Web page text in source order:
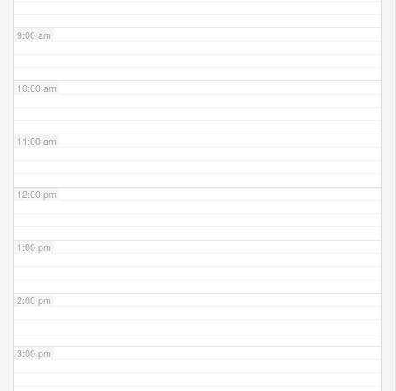
9:00 am
10:00 am
11:00 am
12:00 pm
1:00 pm
2:00 pm
3:00 pm